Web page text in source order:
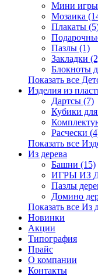
Мини
Мозаика
Плакаты
Пазлы (1)
Закладки
Блокноты
Показать все
Изделия из
Дартсы (7)
Кубики
Расчески
Показать все
Из дерева
Башни (15)
ИГРЫ ИЗ
Пазлы
Домино
Показать все Из
Новинки
Акции
Типография
Прайс
О компании
Контакты